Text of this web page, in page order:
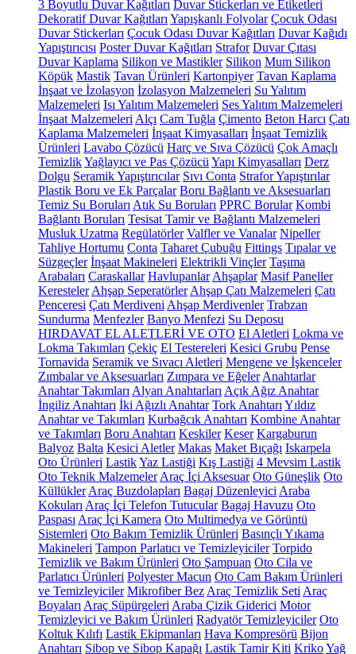
3 Boyutlu Duvar Kağıtları Duvar Stickerları ve Etiketleri
Dekoratif Duvar Kağıtları Yapışkanlı Folyolar Çocuk Odası
Duvar Stickerları Çocuk Odası Duvar Kağıtları Duvar Kağıdı
Yapıştırıcısı Poster Duvar Kağıtları Strafor Duvar Çıtası
Duvar Kaplama Silikon ve Mastikler Silikon Mum Silikon
Köpük Mastik Tavan Ürünleri Kartonpiyer Tavan Kaplama
İnşaat ve İzolasyon İzolasyon Malzemeleri Su Yalıtım
Malzemeleri Isı Yalıtım Malzemeleri Ses Yalıtım Malzemeleri
İnşaat Malzemeleri Alçı Cam Tuğla Çimento Beton Harcı Çatı
Kaplama Malzemeleri İnşaat Kimyasalları İnşaat Temizlik
Ürünleri Lavabo Çözücü Harç ve Sıva Çözücü Çok Amaçlı
TemizlikYağlayıcı ve Pas Çözücü Yapı Kimyasalları Derz
Dolgu Seramik Yapıştırıcılar Sıvı Conta Strafor Yapıştırılar
Plastik Boru ve Ek Parçalar Boru Bağlantı ve Aksesuarları
Temiz Su Boruları Atık Su Boruları PPRC Borular Kombi
Bağlantı Boruları Tesisat Tamir ve Bağlantı Malzemeleri
Musluk Uzatma Regülatörler Valfler ve Vanalar Nipeller
Tahliye Hortumu Conta Taharet Çubuğu Fittings Tıpalar ve
Süzgeçler İnşaat Makineleri Elektrikli Vinçler Taşıma
Arabaları Caraskallar Havlupanlar Ahşaplar Masif Paneller
Keresteler Ahşap Seperatörler Ahşap Çatı Malzemeleri Çatı
Penceresi Çatı Merdiveni Ahşap Merdivenler Trabzan
Sundurma Menfezler Banyo Menfezi Su Deposu
HIRDAVAT EL ALETLERİ VE OTO El Aletleri Lokma ve
Lokma Takımları Çekiç El Testereleri Kesici Grubu Pense
Tornavida Seramik ve Sıvacı Aletleri Mengene ve İşkenceler
Zımbalar ve Aksesuarları Zımpara ve Eğeler Anahtarlar
Anahtar Takımları Alyan Anahtarları Açık Ağız Anahtar
İngiliz Anahtarı İki Ağızlı Anahtar Tork Anahtarı Yıldız
Anahtar ve Takımları Kurbağcık Anahtarı Kombine Anahtar
ve Takımları Boru Anahtarı Keskiler Keser Kargaburun
Balyoz Balta Kesici Aletler Makas Maket Bıçağı Iskarpela
Oto Ürünleri LastikYaz Lastiği Kış Lastiği 4 Mevsim Lastik
Oto Teknik Malzemeler Araç İçi Aksesuar Oto Güneşlik Oto
Küllükler Araç Buzdolapları Bagaj Düzenleyici Araba
Kokuları Araç İçi Telefon Tutucular Bagaj Havuzu Oto
Paspası Araç İçi Kamera Oto Multimedya ve Görüntü
Sistemleri Oto Bakım Temizlik Ürünleri Basınçlı Yıkama
Makineleri Tampon Parlatıcı ve Temizleyiciler Torpido
Temizlik ve Bakım Ürünleri Oto Şampuan Oto Cila ve
Parlatıcı Ürünleri Polyester Macun Oto Cam Bakım Ürünleri
ve Temizleyiciler Mikrofiber Bez Araç Temizlik Seti Araç
Boyaları Araç Süpürgeleri Araba Çizik Giderici Motor
Temizleyici ve Bakım Ürünleri Radyatör Temizleyiciler Oto
Koltuk Kılıfı Lastik Ekipmanları Hava Kompresörü Bijon
Anahtarı Sibop ve Sibop Kapağı Lastik Tamir Kiti KrikoYağ